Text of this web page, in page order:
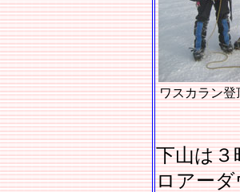
ワスカラン登
下山は３
ロアー